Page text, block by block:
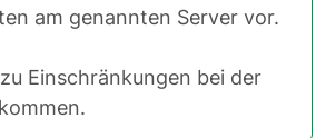
am genannten Server vor.
Einschränkungen bei der